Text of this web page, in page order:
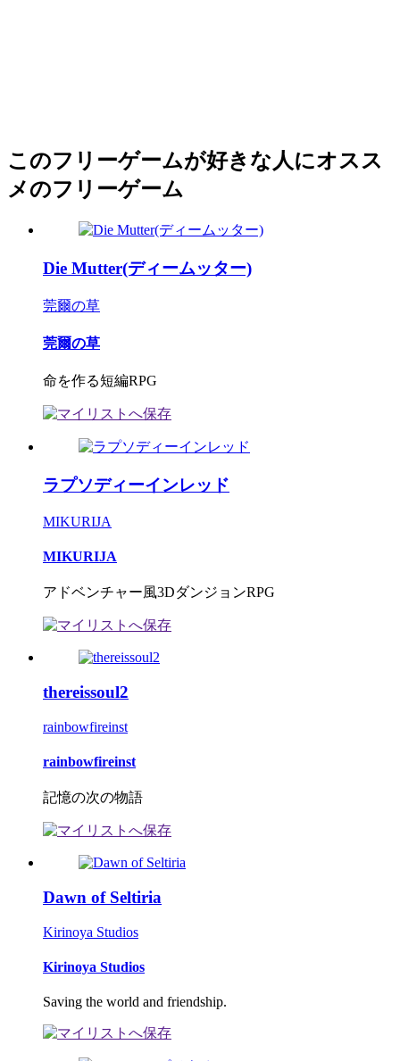
このフリーゲームが好きな人にオスス
メのフリーゲーム
Die Mutter(ディームッター)
莞爾の草
莞爾の草
命を作る短編RPG
ラプソディーインレッド
MIKURIJA
MIKURIJA
アドベンチャー風3DダンジョンRPG
thereissoul2
rainbowfireinst
rainbowfireinst
記憶の次の物語
Dawn of Seltiria
Kirinoya Studios
Kirinoya Studios
Saving the world and friendship.